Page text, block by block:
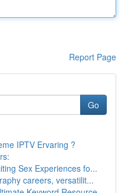
Report Page
Go
IPTV Ervaring ?
Sex Experiences fo...
careers, versatilit...